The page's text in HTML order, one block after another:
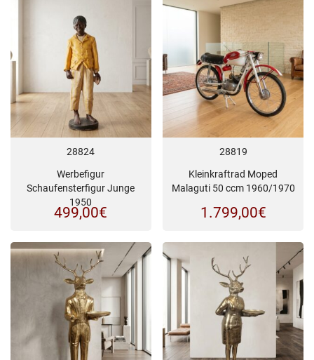
28824
Werbefigur
Schaufensterfigur Junge
1950
499,00€
28819
Kleinkraftrad Moped
Malaguti 50 ccm 1960/1970
1.799,00€